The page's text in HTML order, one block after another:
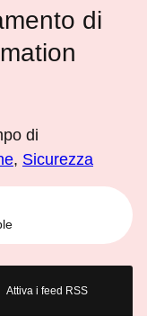
di
di
, Sicurezza
Attiva i feed RSS